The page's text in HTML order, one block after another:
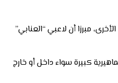
مبرزا أن لاعبي “العنابي”
كبيرة سواء داخل أو خارج